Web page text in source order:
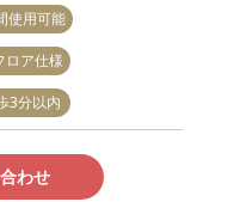
使用可能
ロア仕様
3分以内
わせ